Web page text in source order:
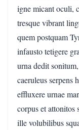
igne micant oculi,
tresque vibrant
quem postquam
infausto tetigere
urna dedit
caeruleus serpens
effluxere urnae
corpus et attonitos
ille volubilibus